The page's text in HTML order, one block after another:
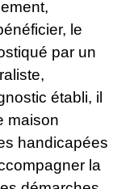
le
par un
établi, il
maison
handicapées
la